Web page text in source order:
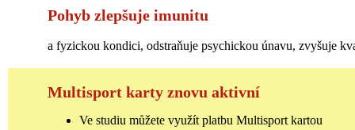
Pohyb zlepšuje imunitu
a fyzickou kondici, odstraňuje psychickou únavu, zvyšuje
Multisport karty znovu aktivní
Ve studiu můžete využít platbu Multisport kartou